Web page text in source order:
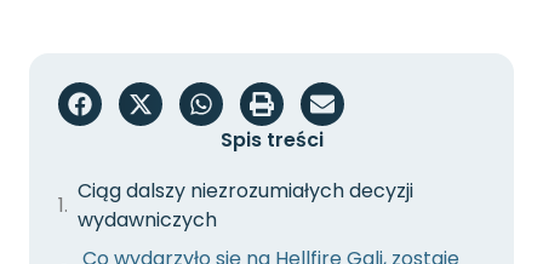
Spis treści
Ciąg dalszy niezrozumiałych decyzji
wydawniczych